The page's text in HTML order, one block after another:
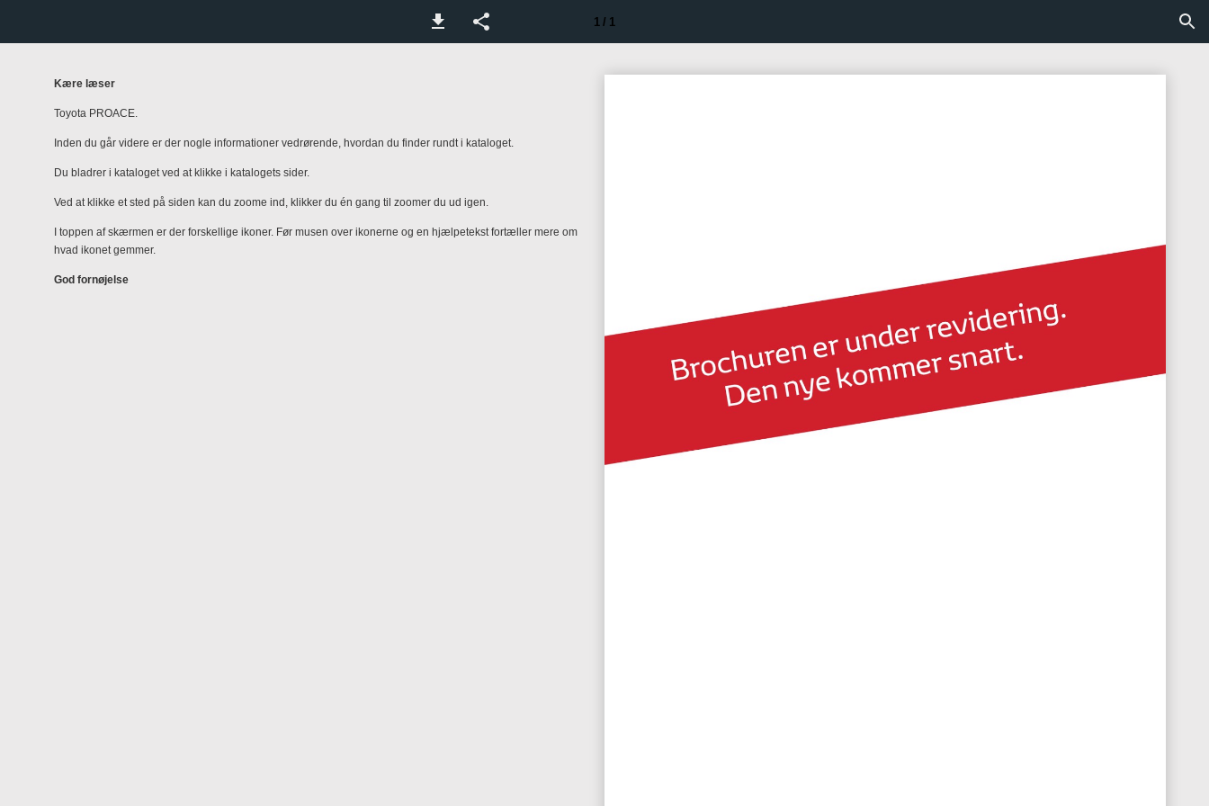
1 / 1
Kære læser
Toyota PROACE.
Inden du går videre er der nogle informationer vedrørende, hvordan du finder rundt i kataloget.
Du bladrer i kataloget ved at klikke i katalogets sider.
Ved at klikke et sted på siden kan du zoome ind, klikker du én gang til zoomer du ud igen.
I toppen af skærmen er der forskellige ikoner. Før musen over ikonerne og en hjælpetekst fortæller mere om
hvad ikonet gemmer.
God fornøjelse